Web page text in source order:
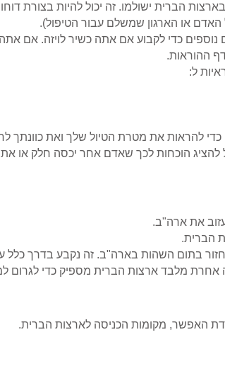
הברית ישולמו. זה יכול להיות בצורת
או הארגון שמשלם עבור הטיפול).
כדי לקבוע אם אתה כשיר לויזה. אם
ההוראות.
ל:
להראות את מטרת הטיול שלך ואת כוונתך
להציג הוכחות לכך שאדם אחר יכסה חלק או את
את ארה"ב.
הברית.
בתום השהות בארה"ב. זה נקבע בדרך כלל
אחרת מלבד ארצות הברית מספיק כדי לגרום
האפשר, מקומות הכניסה לארצות הברית.